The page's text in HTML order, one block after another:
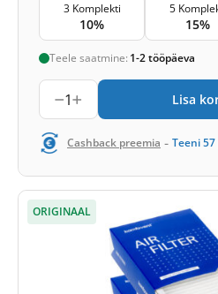
3 Komplekti
10%
5
15%
Teele saatmine: 1-2 tööpäeva
1 Lisa
Cashback preemia - Teeni57
ORIGINAAL